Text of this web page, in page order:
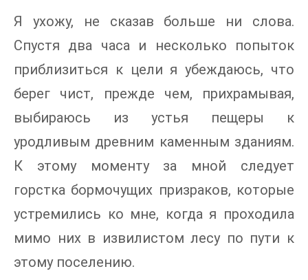
Я ухожу, не сказав больше ни слова.
Спустя два часа и несколько попыток
приблизиться к цели я убеждаюсь, что
берег чист, прежде чем, прихрамывая,
выбираюсь из устья пещеры к
уродливым древним каменным зданиям.
К этому моменту за мной следует
горстка бормочущих призраков, которые
устремились ко мне, когда я проходила
мимо них в извилистом лесу по пути к
этому поселению.